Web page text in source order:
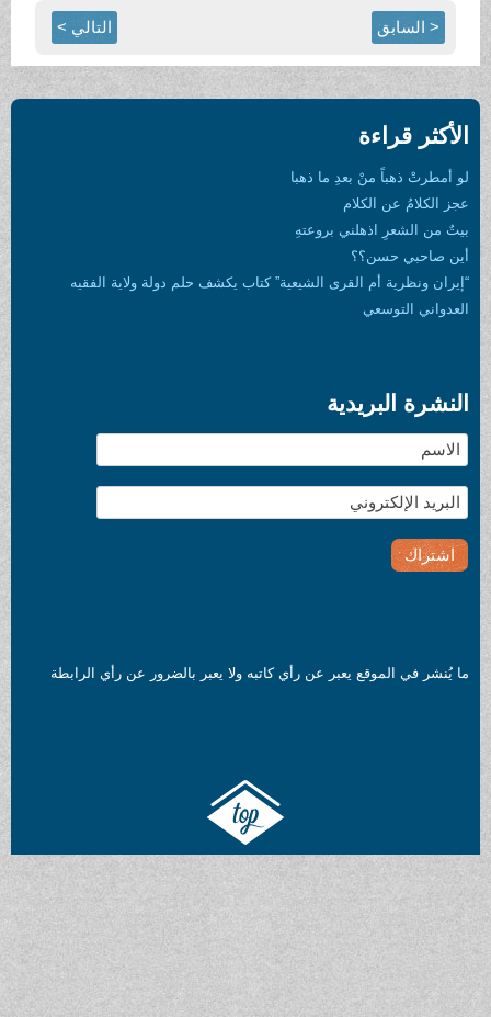
< السابق التالي >
الأكثر قراءة
لو أمطرتْ ذهباً منْ بعدِ ما ذهبا
عجز الكلامُ عن الكلام
بيتٌ من الشعرِ اذهلني بروعتهِ
أين صاحبي حسن؟؟
“إيران ونظرية أم القرى الشيعية” كتاب يكشف حلم دولة ولاية الفقيه
العدواني التوسعي
النشرة البريدية
ما يُنشر في الموقع يعبر عن رأي كاتبه ولا يعبر بالضرور عن رأي الرابطة